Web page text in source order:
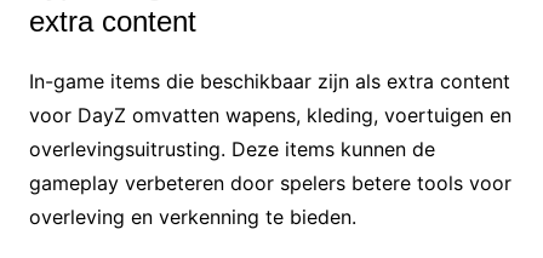
extra content
In-game items die beschikbaar zijn als extra content
voor DayZ omvatten wapens, kleding, voertuigen en
overlevingsuitrusting. Deze items kunnen de
gameplay verbeteren door spelers betere tools voor
overleving en verkenning te bieden.